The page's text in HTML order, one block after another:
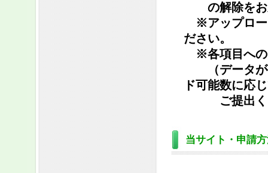
の解除をお
※アップロー
ださい。
※各項目への
（データが
ド可能数に応
ご提出く
当サイト・申請